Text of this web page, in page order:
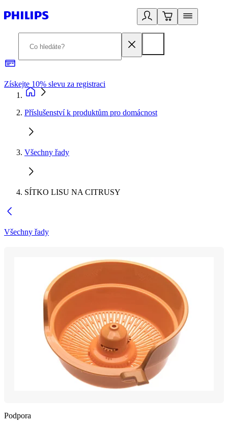
Získejte 10% slevu za registraci
Příslušenství k produktům pro domácnost
Všechny řady
SÍTKO LISU NA CITRUSY
Všechny řady
Podpora